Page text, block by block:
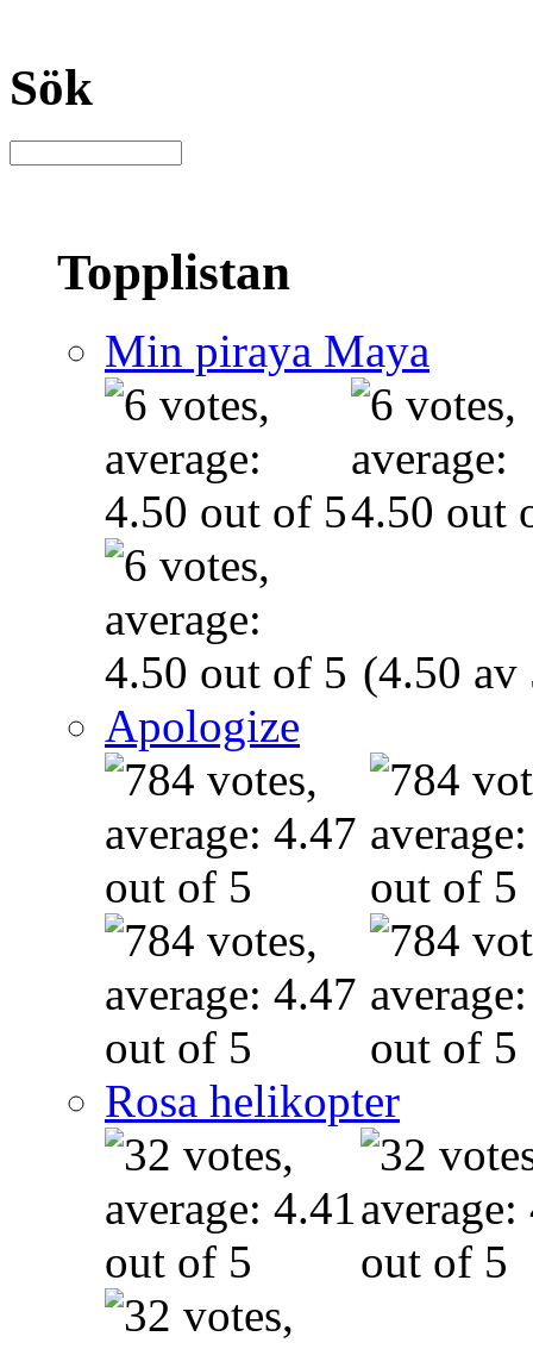
Sök
Topplistan
Min piraya Maya
(4.50 av
Apologize
Rosa helikopter